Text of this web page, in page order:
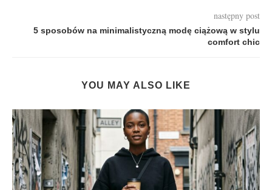
następny post
5 sposobów na minimalistyczną modę ciążową w stylu
comfort chic
YOU MAY ALSO LIKE